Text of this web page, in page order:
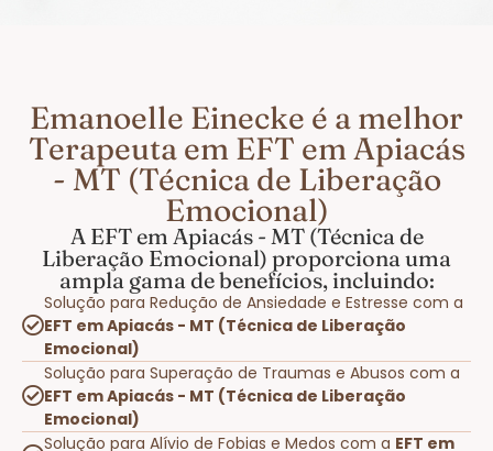
Emanoelle Einecke é a melhor
Terapeuta em EFT em Apiacás
- MT (Técnica de Liberação
Emocional)
A EFT em Apiacás - MT (Técnica de
Liberação Emocional) proporciona uma
ampla gama de benefícios, incluindo:
Solução para Redução de Ansiedade e Estresse com a
EFT em Apiacás - MT (Técnica de Liberação
Emocional)
Solução para Superação de Traumas e Abusos com a
EFT em Apiacás - MT (Técnica de Liberação
Emocional)
Solução para Alívio de Fobias e Medos com a EFT em